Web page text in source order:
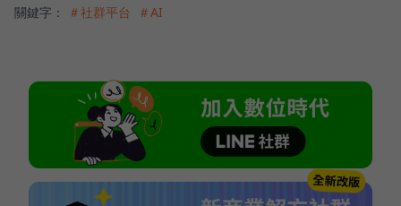
關鍵字： ＃社群平台 ＃AI